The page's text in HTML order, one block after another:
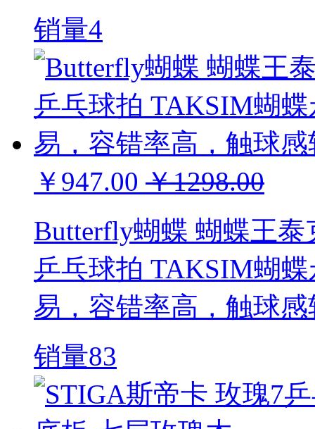
销量4
￥947.00 ￥1298.00
Butterfly蝴蝶 蝴蝶王
乒乓球拍 TAKSIM蝴
易，容错率高，触球
销量83